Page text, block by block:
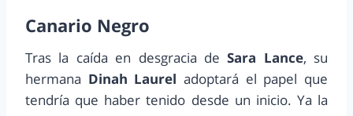
Canario Negro
Tras la caída en desgracia deSara Lance, su
hermana Dinah Laurel adoptará el papel que
tendría que haber tenido desde un inicio. Ya la